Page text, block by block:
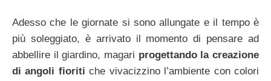
Adesso che le giornate si sono allungate e il tempo è
più soleggiato, è arrivato il momento di pensare ad
abbellire il giardino, magari progettando la creazione
di angoli fioritiche vivacizzino l’ambiente con colori